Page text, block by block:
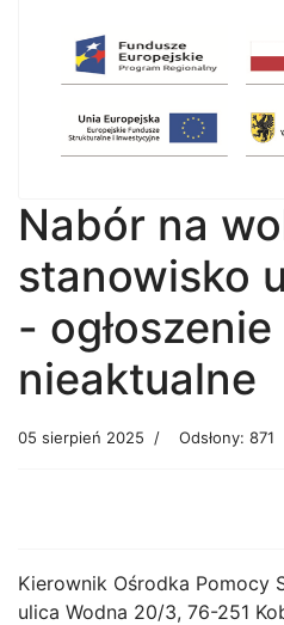
Nabór na
stanowisko
- ogłoszenie
nieaktualne
05 sierpień 2025 Odsłony: 871
Kierownik Ośrodka Pomocy
ulica Wodna 20/3, 76-251